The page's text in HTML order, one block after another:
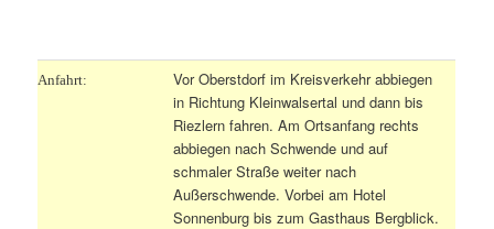
Anfahrt:
Vor Oberstdorf im Kreisverkehr abbiegen
in Richtung Kleinwalsertal und dann bis
Riezlern fahren. Am Ortsanfang rechts
abbiegen nach Schwende und auf
schmaler Straße weiter nach
Außerschwende. Vorbei am Hotel
Sonnenburg bis zum Gasthaus Bergblick.